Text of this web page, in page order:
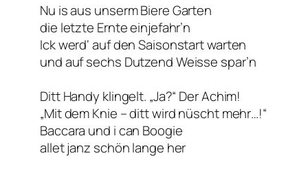
Nu is aus unserm Biere Garten
die letzte Ernte einjefahr’n
Ick werd‘ auf den Saisonstart warten
und auf sechs Dutzend Weisse spar’n
Ditt Handy klingelt. „Ja?“ Der Achim!
„Mit dem Knie – ditt wird nüscht mehr…!“
Baccara und i can Boogie
allet janz schön lange her